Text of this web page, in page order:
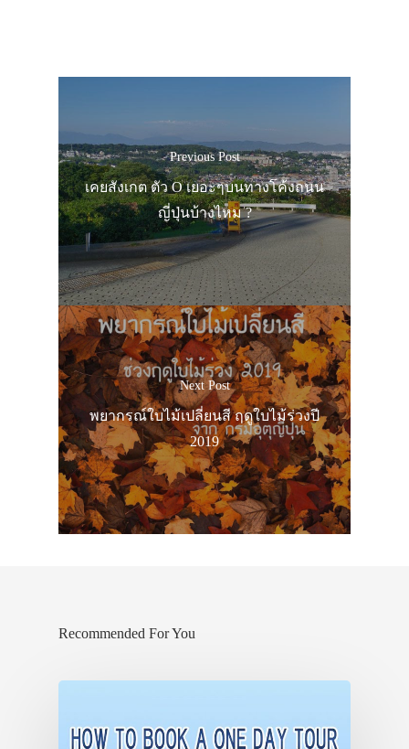
Previous Post
เคยสังเกต ตัว O เยอะๆบนทางโค้งถนน
ญี่ปุ่นบ้างไหม ?
Next Post
พยากรณ์ใบไม้เปลี่ยนสี ฤดูใบไม้ร่วงปี
2019
Recommended For You